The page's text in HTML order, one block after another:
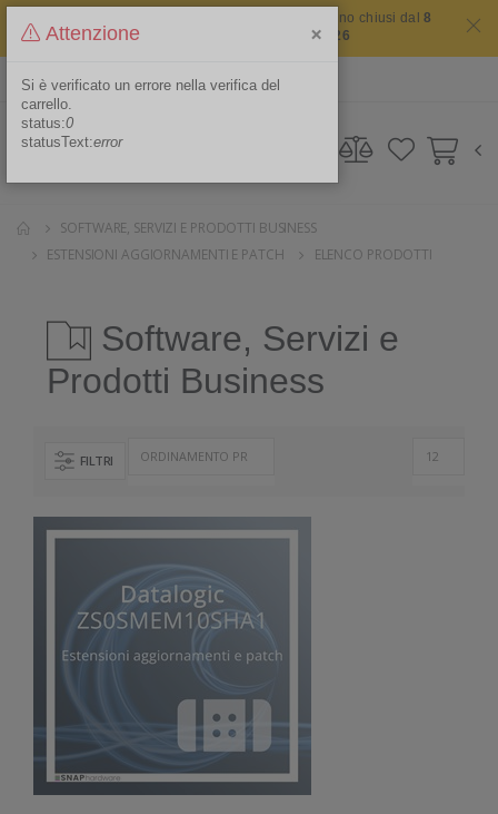
Il sito non chiude mai ma i nostri uffici saranno chiusi dal8
agosto 2026 al 16 agosto 2026
Area Riservata
SOFTWARE, SERVIZI E PRODOTTI BUSINESS
ESTENSIONI AGGIORNAMENTI E PATCH
ELENCO PRODOTTI
Software, Servizi e
Prodotti Business
FILTRI
Attenzione ×
Si è verificato un errore nella verifica del
carrello.
status:0
statusText:error